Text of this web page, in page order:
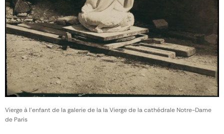
Vierge à l'enfant de la galerie de la la Vierge de la cathédrale Notre-Dame
de Paris